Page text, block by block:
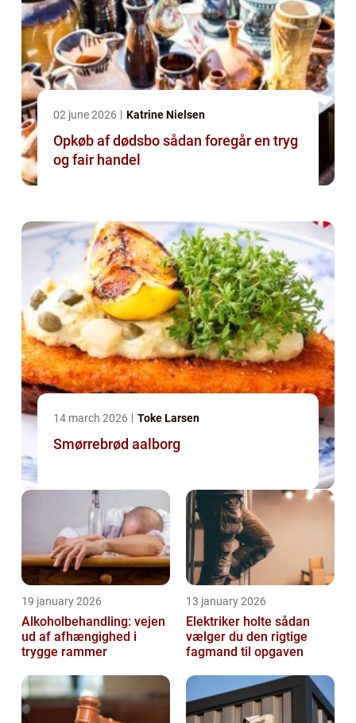
02 june 2026 Katrine Nielsen
Opkøb af dødsbo sådan foregår en tryg
og fair handel
14 march 2026 Toke Larsen
Smørrebrød aalborg
19 january 2026
Alkoholbehandling: vejen
ud af afhængighed i
trygge rammer
13 january 2026
Elektriker holte sådan
vælger du den rigtige
fagmand til opgaven